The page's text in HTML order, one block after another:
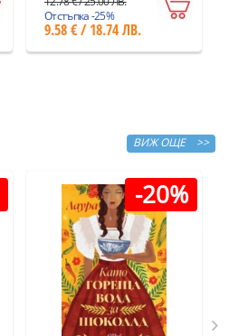
Отстъпка -25%
9.58 € / 18.74 ЛВ.
ВИЖ ОЩЕ >>
-20%